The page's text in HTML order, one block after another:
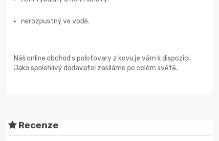
nerozpustný ve vodě.
Náš online obchod s polotovary z kovu je vám k dispozici.
Jako spolehlivý dodavatel zasíláme po celém světě.
Recenze